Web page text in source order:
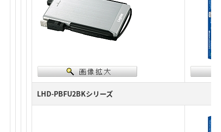
LHD-PBFU2BKシリーズ